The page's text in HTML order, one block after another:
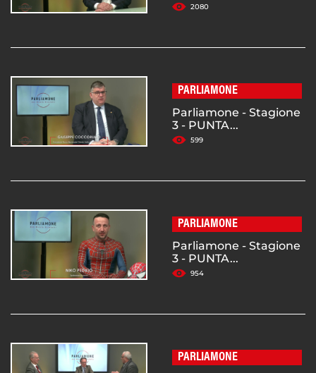
2080
PARLIAMONE
Parliamone - Stagione
3 - PUNTA...
599
PARLIAMONE
Parliamone - Stagione
3 - PUNTA...
954
PARLIAMONE